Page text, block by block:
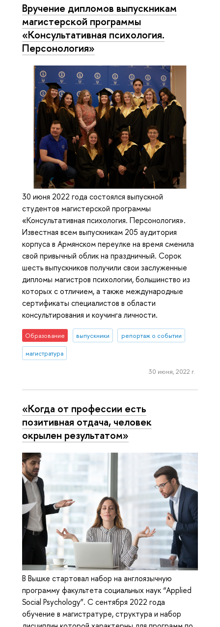
Вручение дипломов выпускникам
магистерской программы
«Консультативная психология.
Персонология»
30 июня 2022 года состоялся выпускной
студентов магистерской программы
«Консультативная психология. Персонология».
Известная всем выпускникам 205 аудитория
корпуса в Армянском переулке на время сменила
свой привычный облик на праздничный. Сорок
шесть выпускников получили свои заслуженные
дипломы магистров психологии, большинство из
которых с отличием, а также международные
сертификаты специалистов в области
консультирования и коучинга личности.
Образование выпускники репортаж о событии
магистратура
30 июня, 2022 г.
«Когда от профессии есть
позитивная отдача, человек
окрылен результатом»
В Вышке стартовал набор на англоязычную
программу факультета социальных наук “Applied
Social Psychology”. С сентября 2022 года
обучение в магистратуре, структура и набор